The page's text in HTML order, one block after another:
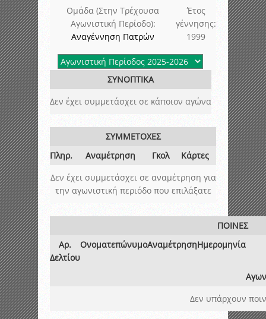
Ομάδα (Στην Τρέχουσα
Αγωνιστική Περίοδο):
Αναγέννηση Πατρών
Έτος
γέννησης:
1999
ΣΥΝΟΠΤΙΚΑ
Δεν έχει συμμετάσχει σε κάποιον αγώνα
ΣΥΜΜΕΤΟΧΕΣ
Πληρ.
Αναμέτρηση Γκολ
Κάρτες
Δεν έχει συμμετάσχει σε αναμέτρηση για
την αγωνιστική περιόδο που επιλάξατε
ΠΟΙΝΕΣ
Αρ.
Δελτίου
ΟνοματεπώνυμοΑναμέτρησηΗμερομηνία
Δεν υπάρχουν